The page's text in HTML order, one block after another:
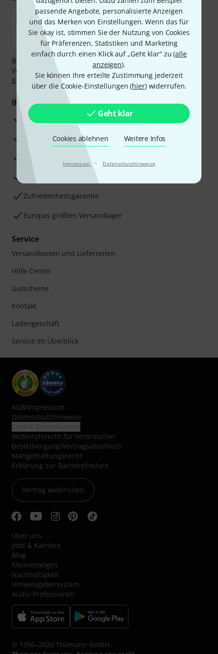
passende Angebote, personalisierte Anzeigen
und das Merken von Einstellungen. Wenn das für
Sie okay ist, stimmen Sie der Nutzung von Cookies
für Präferenzen, Statistiken und Marketing
einfach durch einen Klick auf „Geht klar“ zu (alle
anzeigen).
Sie können Ihre erteilte Zustimmung jederzeit
über die Cookie-Einstellungen (hier) widerrufen.
Geht klar
Cookies ablehnen Weitere Infos
Impressum · Datenschutzhinweise
Bezahlen Sie vertraulich und sicher per Nachnahme,
Vorkasse, PayPal, Amazon Pay,Klarna Sofort bezahlen
Klarna Ratenzahlungoder Kreditkarte.
Ihre Vorteile
3 Jahre Thomann Garantie
30 Tage Money-Back-Garantie
Beratung durch Fachexperten
Zufriedenheitsgarantie
Europas größtes Versandlager
Service
Versandkosten und Lieferzeiten
Hilfe-Center
Gutscheine
Kontakt
Ladengeschäft
Service im Überblick
AGB/Impressum
Datenschutzhinweise
Widerrufsrecht für Verbraucher
Bestellvorgang/Vertragsabschluss
Mängelhaftungsrecht
Erklärung zur Barrierefreiheit
Vertrag widerrufen
Über uns
Jobs & Karriere
Blog
Kleinanzeigen
Nachhaltigkeit
Hinweisgebersystem
Audio Professionell
© 1996–2026 Thomann GmbH.